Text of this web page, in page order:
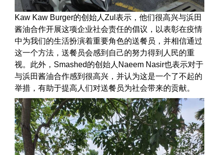
Kaw Kaw Burger的创始人Zul表示，他们很高兴与浜田
酱油合作开展这项企业社会责任的倡议，以表彰在疫情
中为我们的生活扮演着重要角色的送餐员，并相信通过
这一个方法，送餐员会感到自己的努力得到人民的重
视。此外，Smashed的创始人Naeem Nasir也表示对于
与浜田酱油合作感到很高兴，并认为这是一个了不起的
举措，有助于提高人们对送餐员为社会带来的贡献。